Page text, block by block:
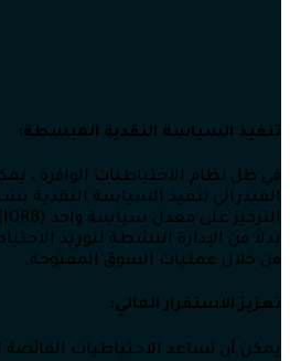
تنفيذ السياسة النقدية المبسطة:
في ظل نظام الاحتياطيات الوافرة ،
الفيدرالي تنفيذ السياسة النقدية
التركيز على معدل سياسة واحد (IORB)
بدلاً من الإدارة النشطة لتوريد
من خلال عمليات السوق المفتوحة.
تعزيز الاستقرار المالي:
يمكن أن تساعد الاحتياطيات الفائضة